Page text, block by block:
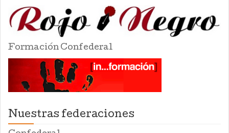
Formación Confederal
Nuestras federaciones